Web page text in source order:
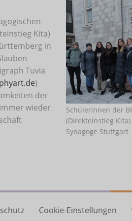
Kita)
in
Tuvia
)
der
wieder
Schülerinnen der
(Direkteinstieg
Synagoge Stuttgart
Cookie-Einstellungen